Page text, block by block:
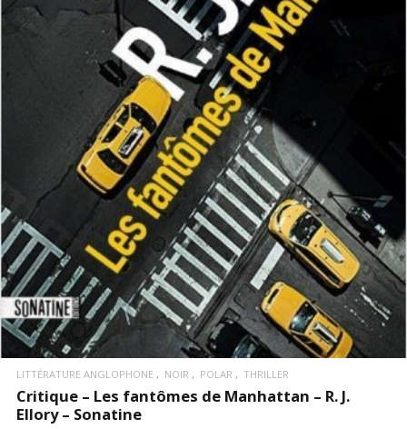
LIRE LA SUITE
LITTÉRATURE ANGLOPHONE NOIR POLAR THRILLER
Critique – Les fantômes de Manhattan – R. J.
Ellory – Sonatine